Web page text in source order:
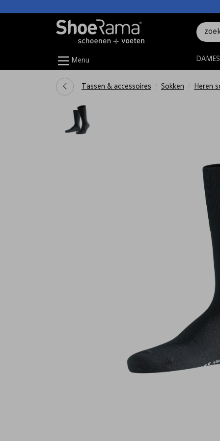
Menu DAMES
Tassen & accessoires Sokken Heren